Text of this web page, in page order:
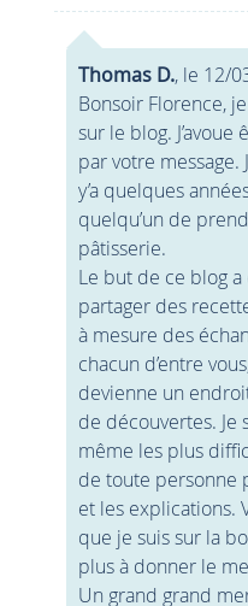
Thomas D., le 12/
Bonsoir Florence,
sur le blog.
par votre message.
y’a quelques
quelqu’un de
pâtisserie.
Le but de ce blog
partager des
à mesure des
chacun d’entre
devienne un
de découvertes. Je
même les plus
de toute personne
et les explications.
que je suis sur la
plus à donner le
Un grand grand